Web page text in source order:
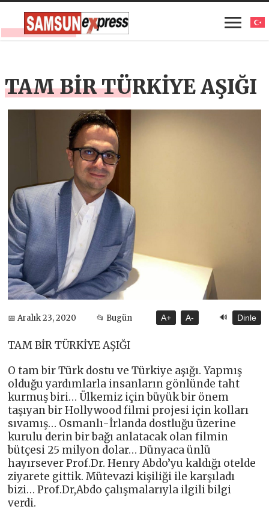
TAM BİR TÜRKİYE AŞIĞI
📅 Aralık 23, 2020 📂 Bugün A+ A- 🔊 Dinle
TAM BİR TÜRKİYE AŞIĞI
O tam bir Türk dostu ve Türkiye aşığı. Yapmış
olduğu yardımlarla insanların gönlünde taht
kurmuş biri… Ülkemiz için büyük bir önem
taşıyan bir Hollywood filmi projesi için kolları
sıvamış… Osmanlı-İrlanda dostluğu üzerine
kurulu derin bir bağı anlatacak olan filmin
bütçesi 25 milyon dolar… Dünyaca ünlü
hayırsever Prof.Dr. Henry Abdo’yu kaldığı otelde
ziyarete gittik. Mütevazi kişiliği ile karşıladı
bizi… Prof.Dr,Abdo çalışmalarıyla ilgili bilgi
verdi.